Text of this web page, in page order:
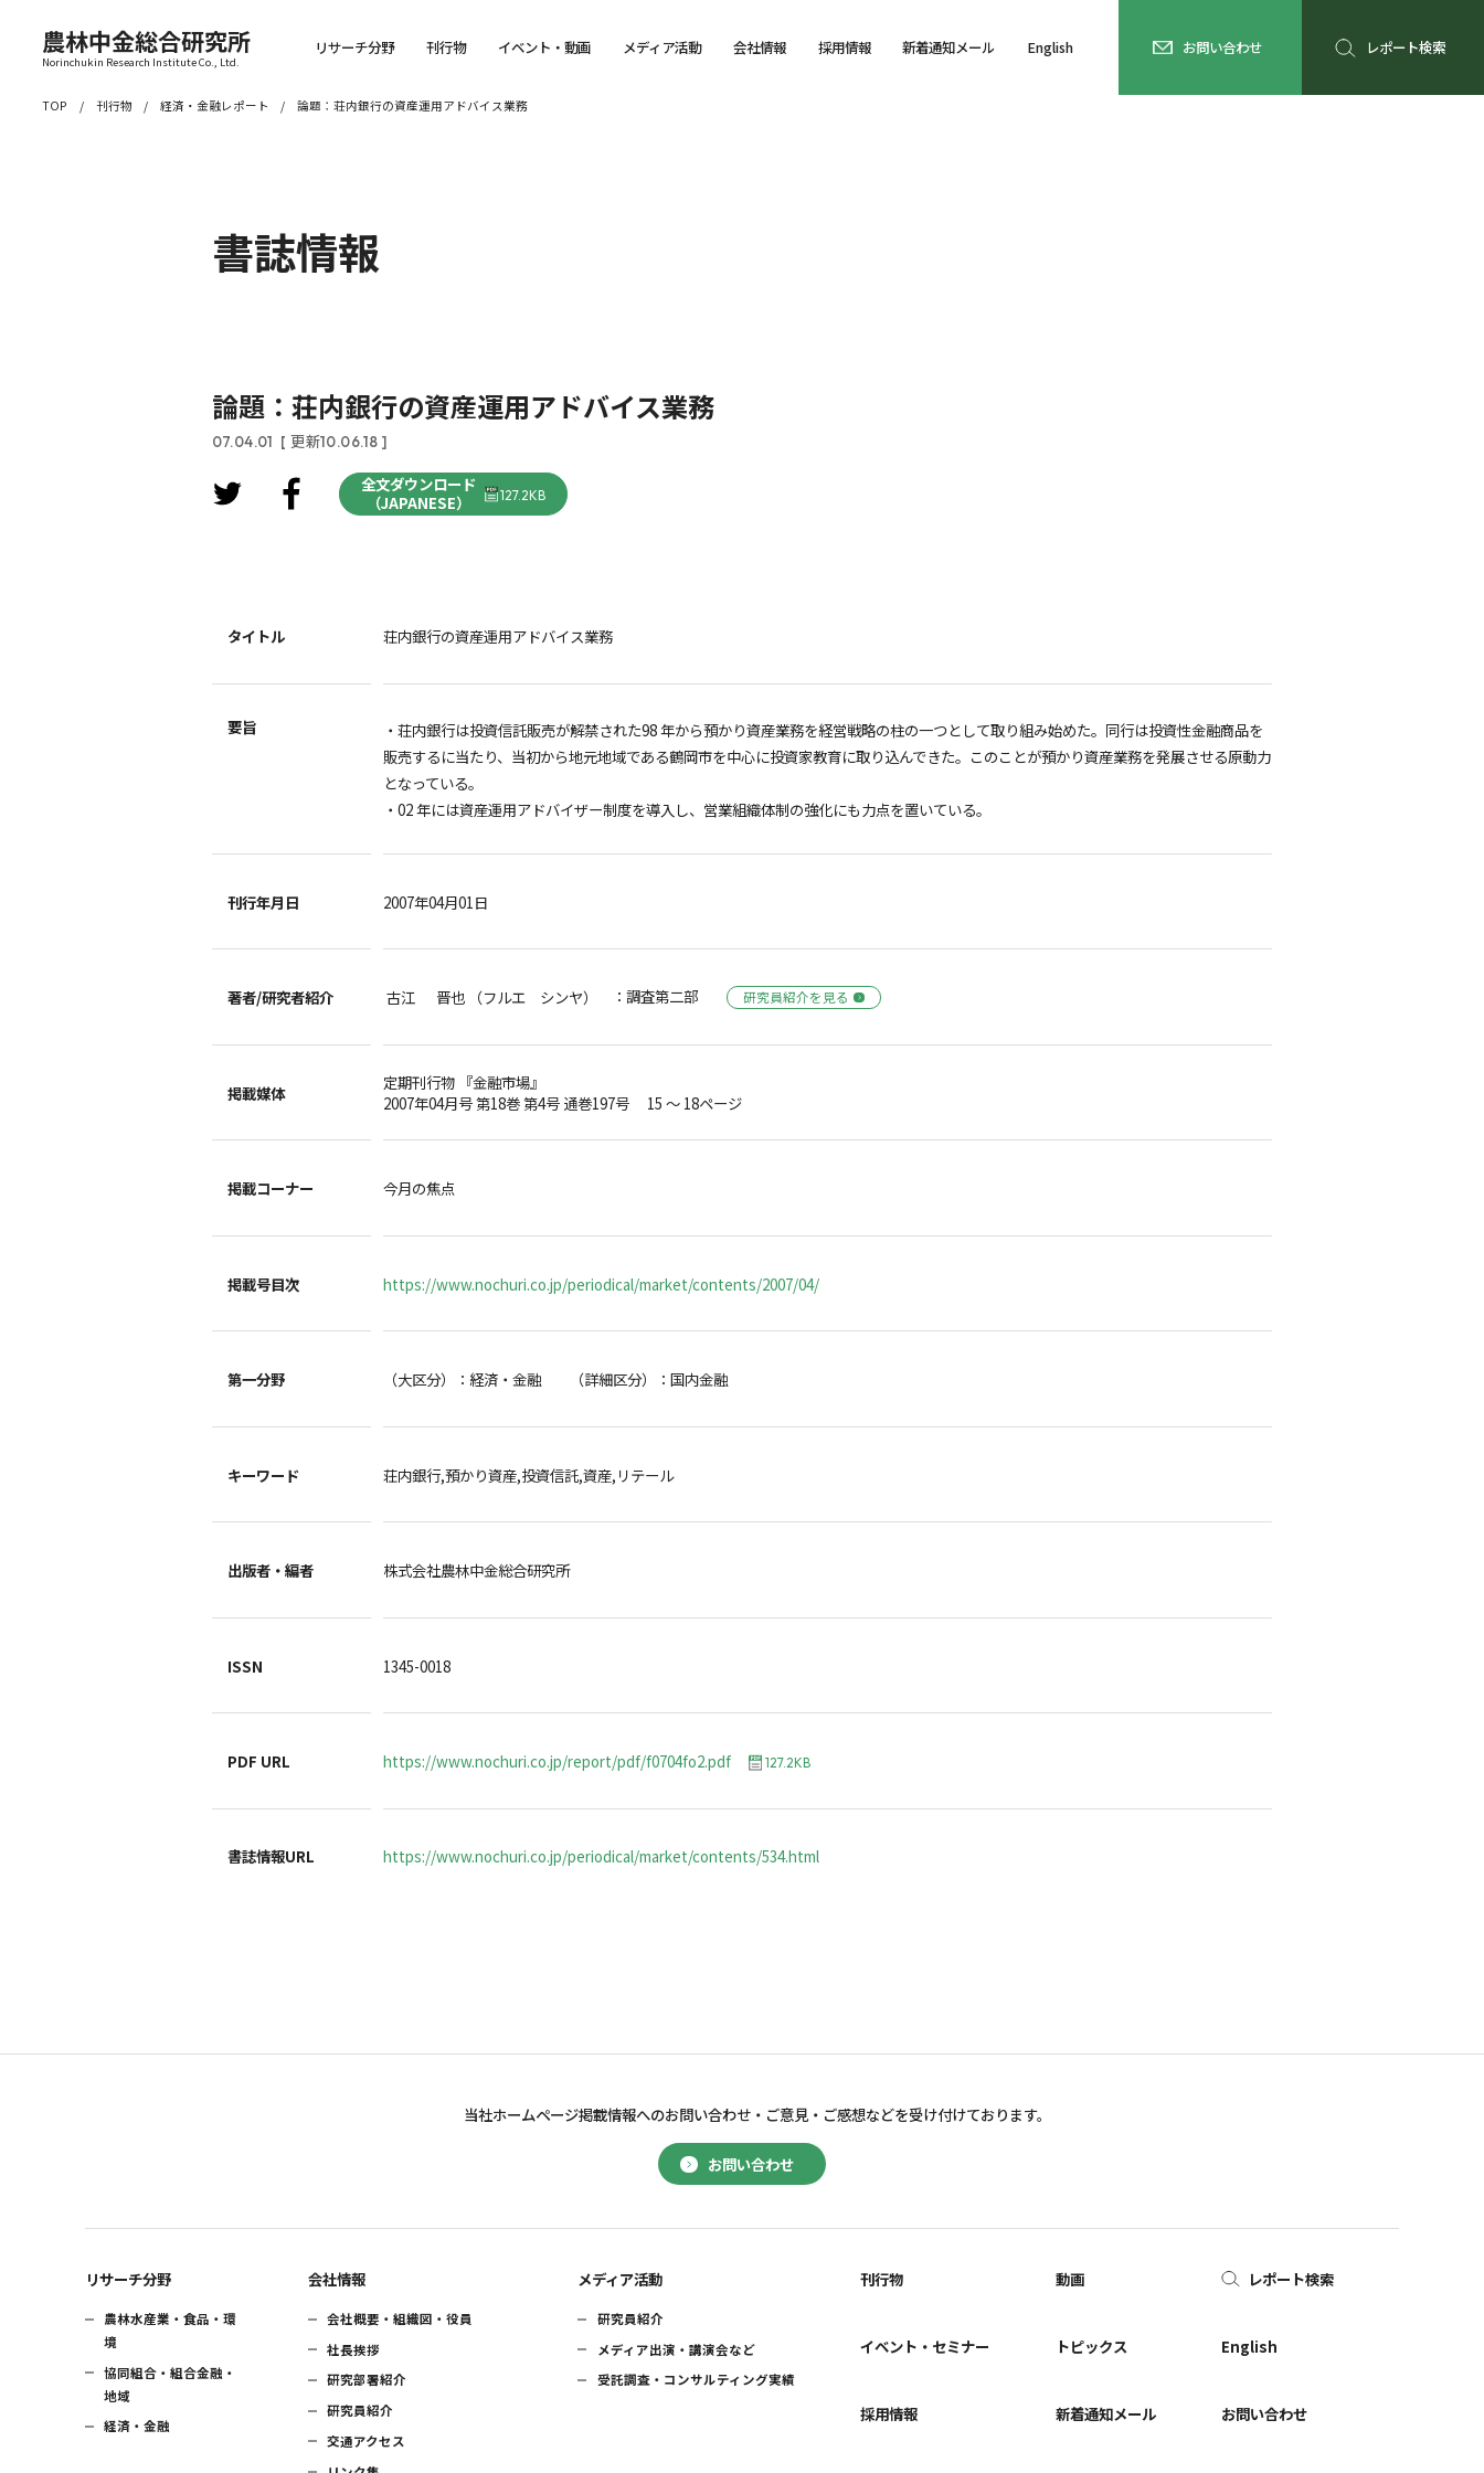
農林中金総合研究所
Norinchukin Research Institute Co., Ltd.
リサーチ分野 刊行物 イベント・動画 メディア活動 会社情報 採用情報 新着通知メール English お問い合わせ レポート検索
TOP 刊行物 経済・金融レポート 論題：荘内銀行の資産運用アドバイス業務
書誌情報
論題：荘内銀行の資産運用アドバイス業務
07.04.01 [ 更新10.06.18 ]
全文ダウンロード
（JAPANESE）
127.2KB
タイトル 荘内銀行の資産運用アドバイス業務
要旨
・荘内銀行は投資信託販売が解禁された98 年から預かり資産業務を経営戦略の柱の一つとして取り組み始めた。同行は投資性金融商品を
販売するに当たり、当初から地元地域である鶴岡市を中心に投資家教育に取り込んできた。このことが預かり資産業務を発展させる原動力
となっている。
・02 年には資産運用アドバイザー制度を導入し、営業組織体制の強化にも力点を置いている。
刊行年月日 2007年04月01日
著者/研究者紹介 古江 晋也 （フルエ シンヤ） ：調査第二部 研究員紹介を見る
掲載媒体
定期刊行物 『金融市場』
2007年04月号 第18巻 第4号 通巻197号 15 ～ 18ページ
掲載コーナー 今月の焦点
掲載号目次 https://www.nochuri.co.jp/periodical/market/contents/2007/04/
第一分野 （大区分）：経済・金融 （詳細区分）：国内金融
キーワード 荘内銀行,預かり資産,投資信託,資産,リテール
出版者・編者 株式会社農林中金総合研究所
ISSN 1345-0018
PDF URL https://www.nochuri.co.jp/report/pdf/f0704fo2.pdf 127.2KB
書誌情報URL https://www.nochuri.co.jp/periodical/market/contents/534.html
お問い合わせ
当社ホームページ掲載情報へのお問い合わせ・ ご意見・ご感想などを受け付けております。
リサーチ分野
農林水産業・食品・環
境
協同組合・組合金融・
地域
経済・金融
会社情報
会社概要・組織図・役員
社長挨拶
研究部署紹介
研究員紹介
交通アクセス
メディア活動
研究員紹介
メディア出演・講演会など
受託調査・コンサルティング実績
刊行物
イベント・セミナー
採用情報
動画
トピックス
新着通知メール
レポート検索
English
お問い合わせ